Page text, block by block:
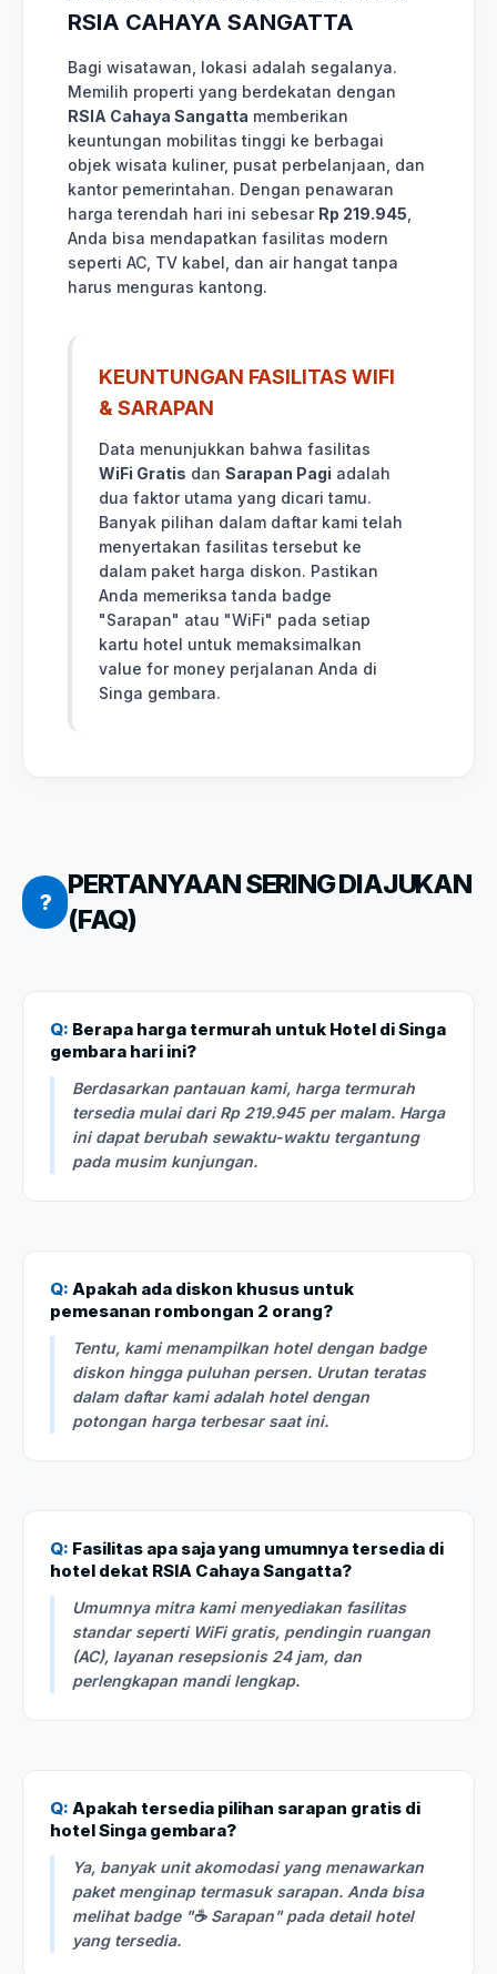
RSIA CAHAYA SANGATTA
Bagi wisatawan, lokasi adalah segalanya.
Memilih properti yang berdekatan dengan
RSIA Cahaya Sangatta memberikan
keuntungan mobilitas tinggi ke berbagai
objek wisata kuliner, pusat perbelanjaan, dan
kantor pemerintahan. Dengan penawaran
harga terendah hari ini sebesar Rp 219.945
Anda bisa mendapatkan fasilitas modern
seperti AC, TV kabel, dan air hangat tanpa
harus menguras kantong.
KEUNTUNGAN FASILITAS WIFI
& SARAPAN
Data menunjukkan bahwa fasilitas
WiFi Gratis dan Sarapan Pagi adalah
dua faktor utama yang dicari tamu.
Banyak pilihan dalam daftar kami telah
menyertakan fasilitas tersebut ke
dalam paket harga diskon. Pastikan
Anda memeriksa tanda badge
"Sarapan" atau "WiFi" pada setiap
kartu hotel untuk memaksimalkan
value for money perjalanan Anda di
Singa gembara.
?
PERTANYAAN SERING DIAJUKAN
(FAQ)
Q: Berapa harga termurah untuk Hotel di Singa
gembara hari ini?
Berdasarkan pantauan kami, harga termurah
tersedia mulai dari Rp 219.945 per malam. Harga
ini dapat berubah sewaktu-waktu tergantung
pada musim kunjungan.
Q: Apakah ada diskon khusus untuk
pemesanan rombongan 2 orang?
Tentu, kami menampilkan hotel dengan badge
diskon hingga puluhan persen. Urutan teratas
dalam daftar kami adalah hotel dengan
potongan harga terbesar saat ini.
Q: Fasilitas apa saja yang umumnya tersedia di
hotel dekat RSIA Cahaya Sangatta?
Umumnya mitra kami menyediakan fasilitas
standar seperti WiFi gratis, pendingin ruangan
(AC), layanan resepsionis 24 jam, dan
perlengkapan mandi lengkap.
Q: Apakah tersedia pilihan sarapan gratis di
hotel Singa gembara?
Ya, banyak unit akomodasi yang menawarkan
paket menginap termasuk sarapan. Anda bisa
melihat badge "☕ Sarapan" pada detail hotel
yang tersedia.